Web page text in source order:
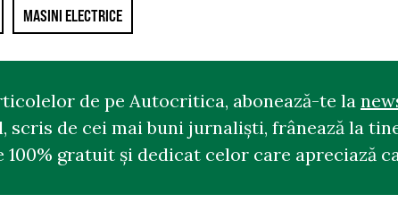
MASINI ELECTRICE
de pe Autocritica, abonează-te la
scris de cei mai buni jurnaliști, frânează la
100% gratuit și dedicat celor care apreciază